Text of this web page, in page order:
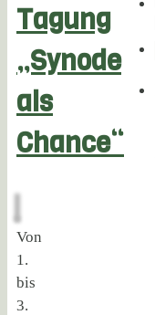
Tagung
„Synode
als
Chance“
Von
1.
bis
3.